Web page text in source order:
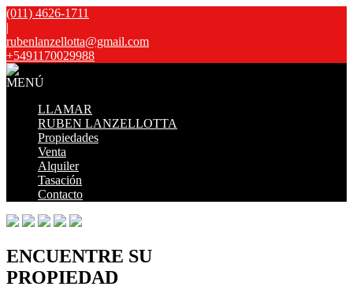
(011) 4626-1711
|
rubenlanzellotta@gmail.com
+5491170029988
MENÚ
LLAMAR
RUBEN LANZELLOTTA
Propiedades
Venta
Alquiler
Tasación
Contacto
ENCUENTRE SU
PROPIEDAD